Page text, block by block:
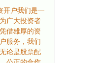
开户我们是一
广大投资者
借雄厚的资
服务，我们
论是股票配